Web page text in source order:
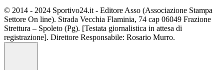
© 2014 - 2024 Sportivo24.it - Editore Asso (Associazione Stampa
Settore On line). Strada Vecchia Flaminia, 74 cap 06049 Frazione
Strettura – Spoleto (Pg). [Testata giornalistica in attesa di
registrazione]. Direttore Responsabile: Rosario Murro.